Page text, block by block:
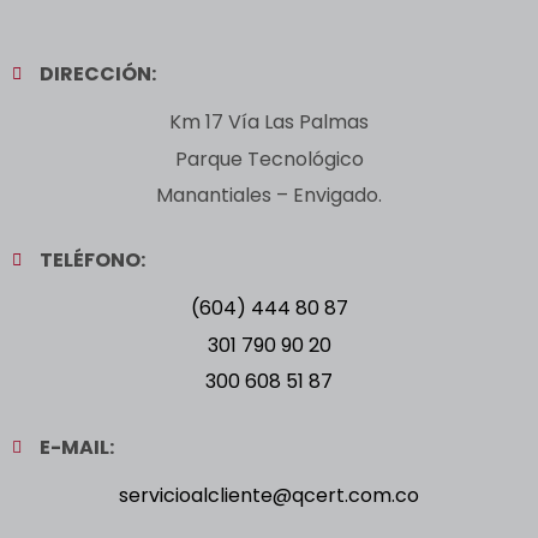
DIRECCIÓN:
Km 17 Vía Las Palmas
Parque Tecnológico
Manantiales – Envigado.
TELÉFONO:
(604) 444 80 87
301 790 90 20
300 608 51 87
E-MAIL:
servicioalcliente@qcert.com.co